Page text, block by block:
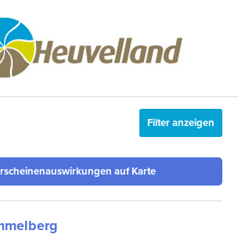
auf Karte
Filter anzeigen